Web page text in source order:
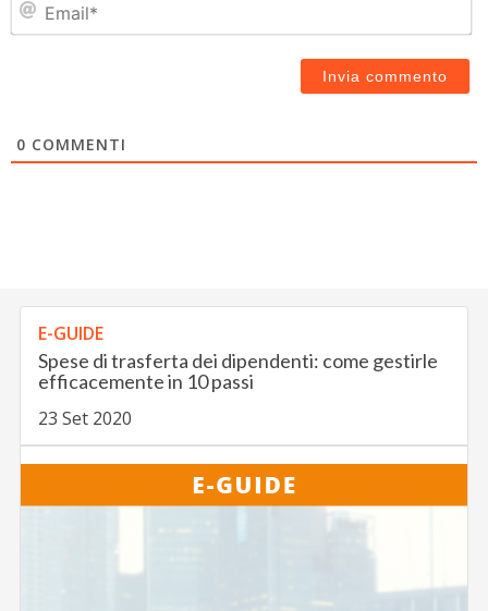
0 COMMENTI
E-GUIDE
Spese di trasferta dei dipendenti: come gestirle
efficacemente in 10 passi
23 Set 2020